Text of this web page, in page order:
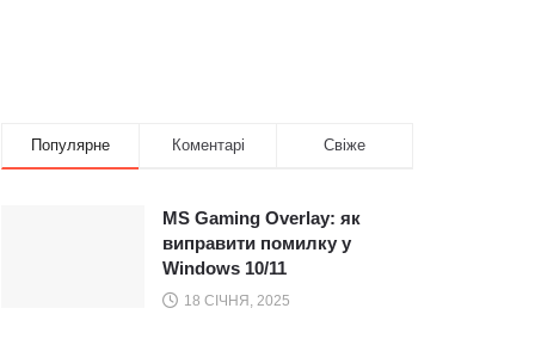
Популярне Коментарі Свіже
MS Gaming Overlay: як
виправити помилку у
Windows 10/11
18 СІЧНЯ, 2025